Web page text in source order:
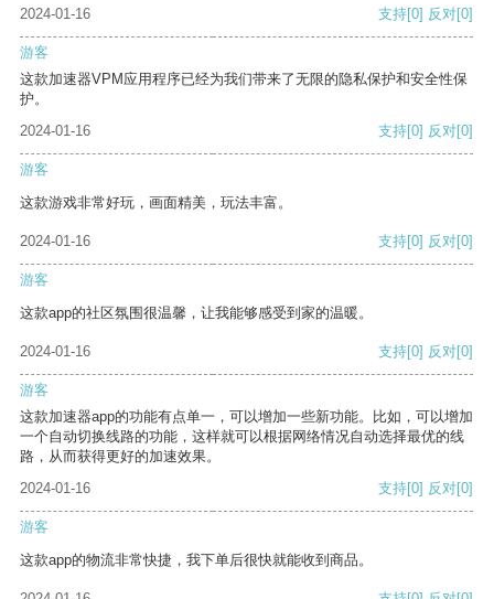
2024-01-16
支持[0] 反对[0]
游客
这款加速器VPM应用程序已经为我们带来了无限的隐私保护和安全性保
护。
2024-01-16
支持[0] 反对[0]
游客
这款游戏非常好玩，画面精美，玩法丰富。
2024-01-16 支持[0] 反对[0]
游客
这款app的社区氛围很温馨，让我能够感受到家的温暖。
2024-01-16 支持[0] 反对[0]
游客
这款加速器app的功能有点单一，可以增加一些新功能。比如，可以增加
一个自动切换线路的功能，这样就可以根据网络情况自动选择最优的线
路，从而获得更好的加速效果。
2024-01-16
支持[0] 反对[0]
游客
这款app的物流非常快捷，我下单后很快就能收到商品。